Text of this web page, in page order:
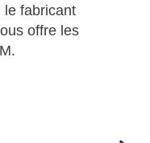
le fabricant
offre les